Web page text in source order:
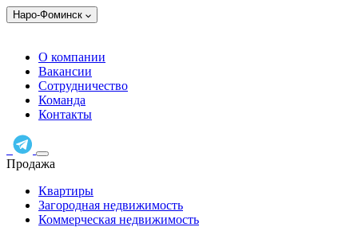
Наро-Фоминск
О компании
Вакансии
Сотрудничество
Команда
Контакты
Продажа
Квартиры
Загородная недвижимость
Коммерческая недвижимость